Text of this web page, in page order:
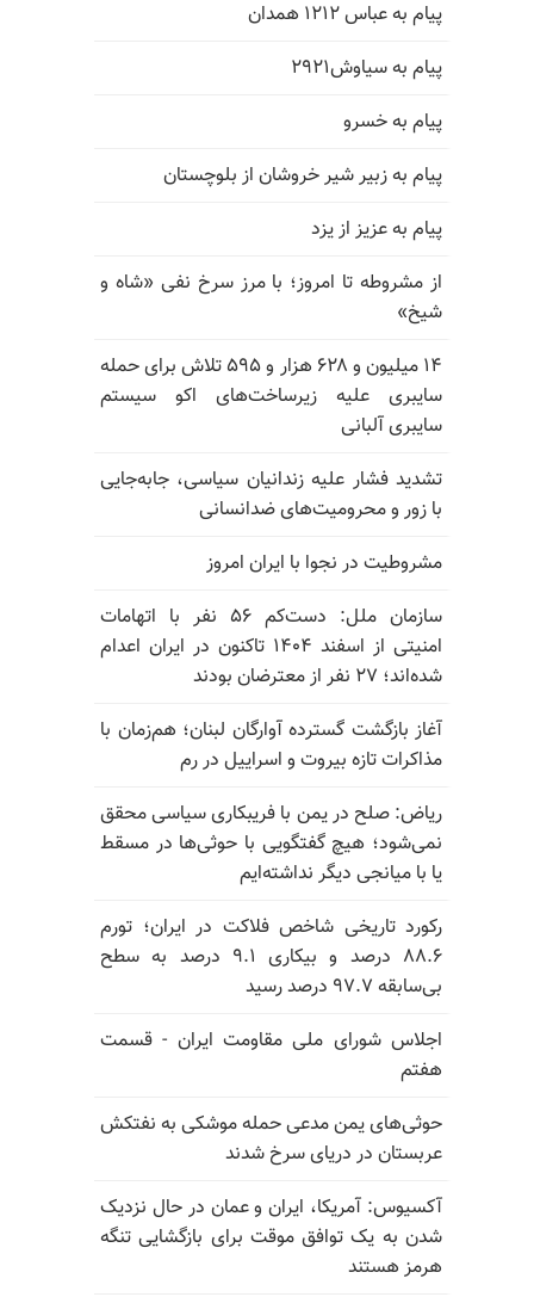
پیام به عباس ۱۲۱۲ همدان
پیام به سیاوش۲۹۲۱
پیام به خسرو
پیام به زبیر شیر خروشان از بلوچستان
پیام به عزیز از یزد
از مشروطه تا امروز؛ با مرز سرخ نفی «شاه و
شیخ»
۱۴ میلیون و ۶۲۸ هزار و ۵۹۵ تلاش برای حمله
سایبری علیه زیرساخت‌های اکو سیستم
سایبری آلبانی
تشدید فشار علیه زندانیان سیاسی، جابه‌جایی
با زور و محرومیت‌های ضدانسانی
مشروطیت در نجوا با ایران امروز
سازمان ملل: دست‌کم ۵۶ نفر با اتهامات
امنیتی از اسفند ۱۴۰۴ تاکنون در ایران اعدام
شده‌اند؛ ۲۷ نفر از معترضان بودند
آغاز بازگشت گسترده آوارگان لبنان؛ هم‌زمان با
مذاکرات تازه بیروت و اسراییل در رم
ریاض: صلح در یمن با فریبکاری سیاسی محقق
نمی‌شود؛ هیچ گفتگویی با حوثی‌ها در مسقط
یا با میانجی دیگر نداشته‌ایم
رکورد تاریخی شاخص فلاکت در ایران؛ تورم
۸۸.۶ درصد و بیکاری ۹.۱ درصد به سطح
بی‌سابقه ۹۷.۷ درصد رسید
اجلاس شورای ملی مقاومت ایران - قسمت
هفتم
حوثی‌های یمن مدعی حمله موشکی به نفتکش
عربستان در دریای سرخ شدند
آکسیوس: آمریکا، ایران و عمان در حال نزدیک
شدن به یک توافق موقت برای بازگشایی تنگه
هرمز هستند